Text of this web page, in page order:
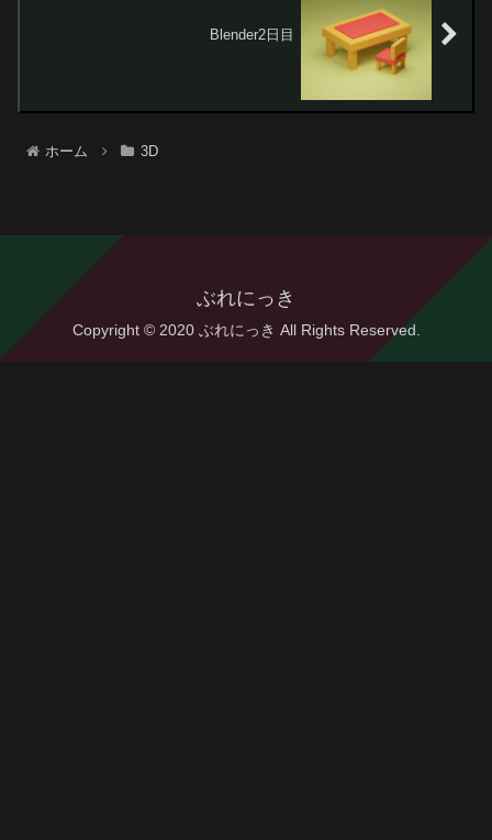
Blender2日目
ホーム 3D
ぶれにっき
Copyright © 2020 ぶれにっき All Rights Reserved.